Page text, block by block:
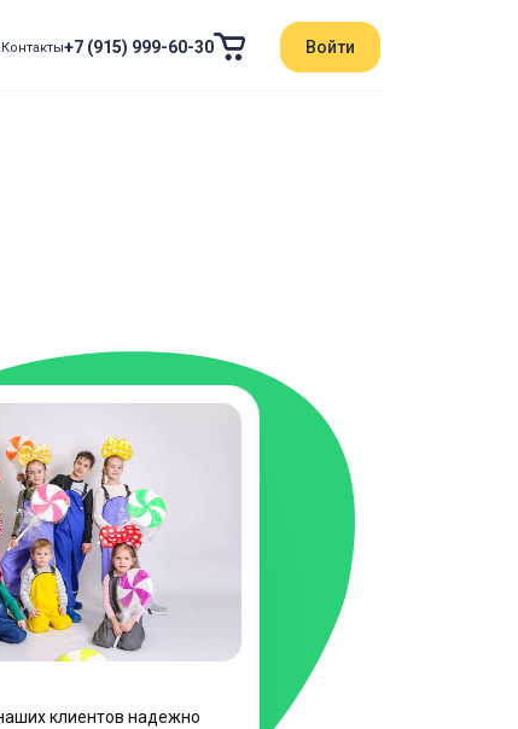
Контакты+7 (915) 999-60-30 Войти
клиентов надежно